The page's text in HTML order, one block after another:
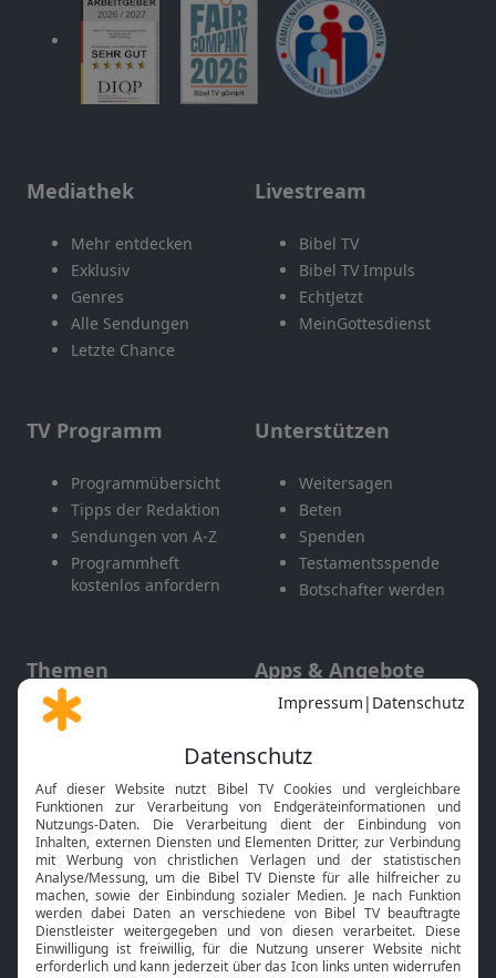
Mediathek
Mehr entdecken
Exklusiv
Genres
Alle Sendungen
Letzte Chance
Livestream
Bibel TV
Bibel TV Impuls
EchtJetzt
MeinGottesdienst
TV Programm
Programmübersicht
Tipps der Redaktion
Sendungen von A-Z
Programmheft
kostenlos anfordern
Unterstützen
Weitersagen
Beten
Spenden
Testamentsspende
Botschafter werden
Themen
Gott und Bibel erklärt
Neuigkeiten
Apps & Angebote
Mobile App
Smart TV
HbbTV
Bibelthek Online-Bibel
Nächster Gottesdienst
Bibel TV Service